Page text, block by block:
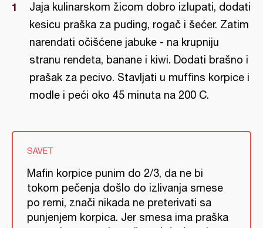
Jaja kulinarskom žicom dobro izlupati, dodati
kesicu praška za puding, rogač i šećer. Zatim
narendati očišćene jabuke - na krupniju
stranu rendeta, banane i kiwi. Dodati brašno i
prašak za pecivo. Stavljati u muffins korpice i
modle i peći oko 45 minuta na 200 C.
SAVET
Mafin korpice punim do 2/3, da ne bi
tokom pečenja došlo do izlivanja smese
po rerni, znači nikada ne preterivati sa
punjenjem korpica. Jer smesa ima praška